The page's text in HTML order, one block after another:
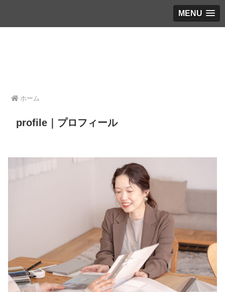
MENU
ホーム
profile｜プロフィール